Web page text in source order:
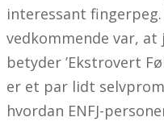
interessant
vedkommende var, at
betyder ’Ekstrovert
er et par lidt
hvordan ENFJ-